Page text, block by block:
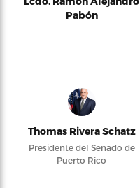
Pabón
Thomas Rivera Schatz
Presidente del Senado de
Puerto Rico